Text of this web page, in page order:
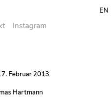
Instagram
EN
Februar 2013
Hartmann